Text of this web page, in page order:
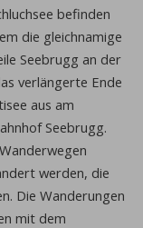
befinden
die gleichnamige
Seebrugg an der
verlängerte Ende
aus am
Seebrugg.
werden, die
Die Wanderungen
mit dem